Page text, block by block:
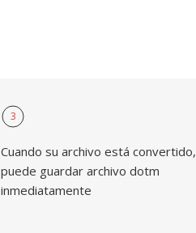
3
Cuando su archivo está convertido,
puede guardar archivo dotm
inmediatamente